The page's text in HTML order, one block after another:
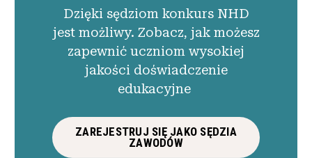
Dzięki sędziom konkurs NHD
jest możliwy. Zobacz, jak możesz
zapewnić uczniom wysokiej
jakości doświadczenie
edukacyjne
ZAREJESTRUJ SIĘ JAKO SĘDZIA
ZAWODÓW